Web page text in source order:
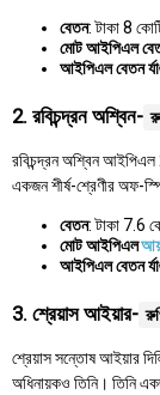
বেতন: টাকা 8
মোট আইপিএল
আইপিএল বেতন
2. রবিচন্দ্রন অশ্বিন-
রবিচন্দ্রন অশ্বিন
একজন শীর্ষ-শ্রেণীর অফ-
বেতন: টাকা 7.6
মোট আইপিএল
আইপিএল বেতন
3. শ্রেয়াস আইয়ার-
শ্রেয়াস সন্তোষ আইয়ার
অধিনায়কও তিনি। তিনি